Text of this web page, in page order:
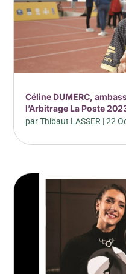
Céline DUMERC,
l’Arbitrage La Poste
parThibaut LASSER |22